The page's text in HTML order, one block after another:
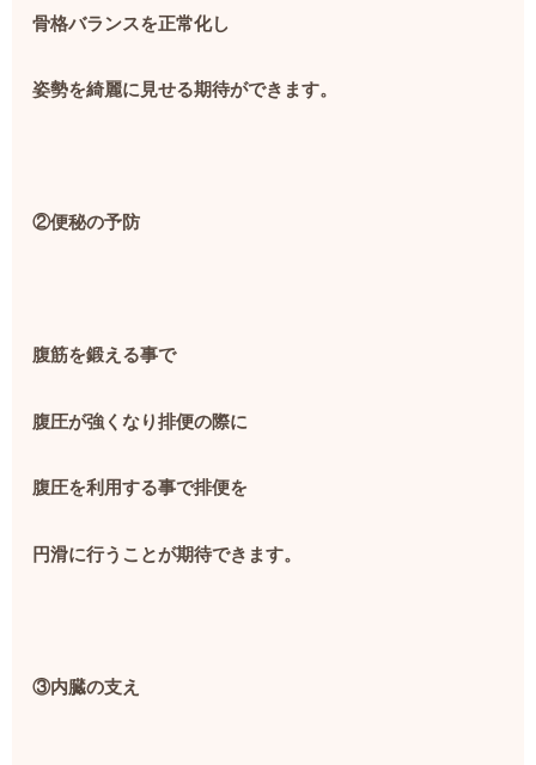
骨格バランスを正常化し
姿勢を綺麗に見せる期待ができます。
②便秘の予防
腹筋を鍛える事で
腹圧が強くなり排便の際に
腹圧を利用する事で排便を
円滑に行うことが期待できます。
③内臓の支え